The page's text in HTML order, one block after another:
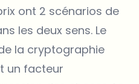
ont 2 scénarios de
les deux sens. Le
la cryptographie
un facteur